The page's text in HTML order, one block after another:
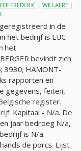
FREDERIC | WILLAERT |
in de
het bedrijf is LUC
het
bevindt zich
3930; HAMONT-
rapporten en
gegevens, feiten,
register.
Kapitaal - N/a. De
jaar bedroeg N/a,
is N/a.
de porcs. Lijst